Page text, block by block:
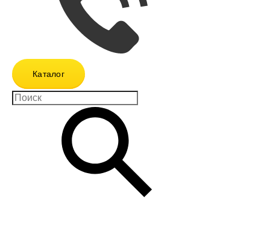
Каталог